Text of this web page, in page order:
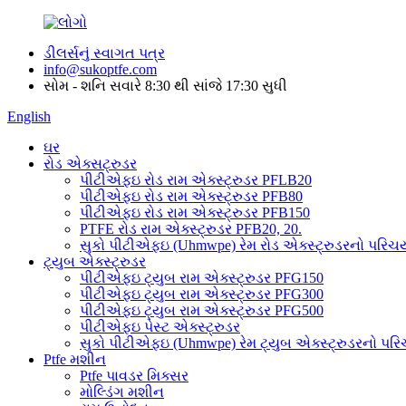
ડીલર્સનું સ્વાગત પત્ર
info@sukoptfe.com
સોમ - શનિ સવારે 8:30 થી સાંજે 17:30 સુધી
English
ઘર
રોડ એક્સટ્રુડર
પીટીએફઇ રોડ રામ એક્સ્ટ્રુડર PFLB20
પીટીએફઇ રોડ રામ એક્સ્ટ્રુડર PFB80
પીટીએફઇ રોડ રામ એક્સ્ટ્રુડર PFB150
PTFE રોડ રામ એક્સ્ટ્રુડર PFB20, 20.
સુકો પીટીએફઇ (Uhmwpe) રેમ રોડ એક્સ્ટ્રુડરનો
ટ્યુબ એક્સ્ટ્રુડર
પીટીએફઇ ટ્યુબ રામ એક્સ્ટ્રુડર PFG150
પીટીએફઇ ટ્યુબ રામ એક્સ્ટ્રુડર PFG300
પીટીએફઇ ટ્યુબ રામ એક્સ્ટ્રુડર PFG500
પીટીએફઇ પેસ્ટ એક્સ્ટ્રુડર
સુકો પીટીએફઇ (Uhmwpe) રેમ ટ્યુબ એક્સ્ટ્રુડરનો
Ptfe મશીન
Ptfe પાવડર મિક્સર
મોલ્ડિંગ મશીન